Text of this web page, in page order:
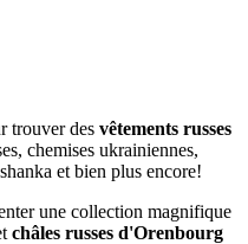
trouver des vêtements russes
chemises ukrainiennes,
et bien plus encore!
une collection magnifique
châles russes d'Orenbourg